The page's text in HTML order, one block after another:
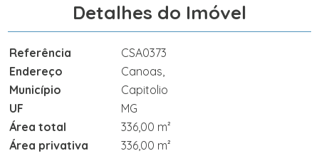
Detalhes do Imóvel
Referência
CSA0373
Endereço
Canoas,
Município
Capitolio
UF
MG
Área total
336,00 m²
Área privativa
336,00 m²